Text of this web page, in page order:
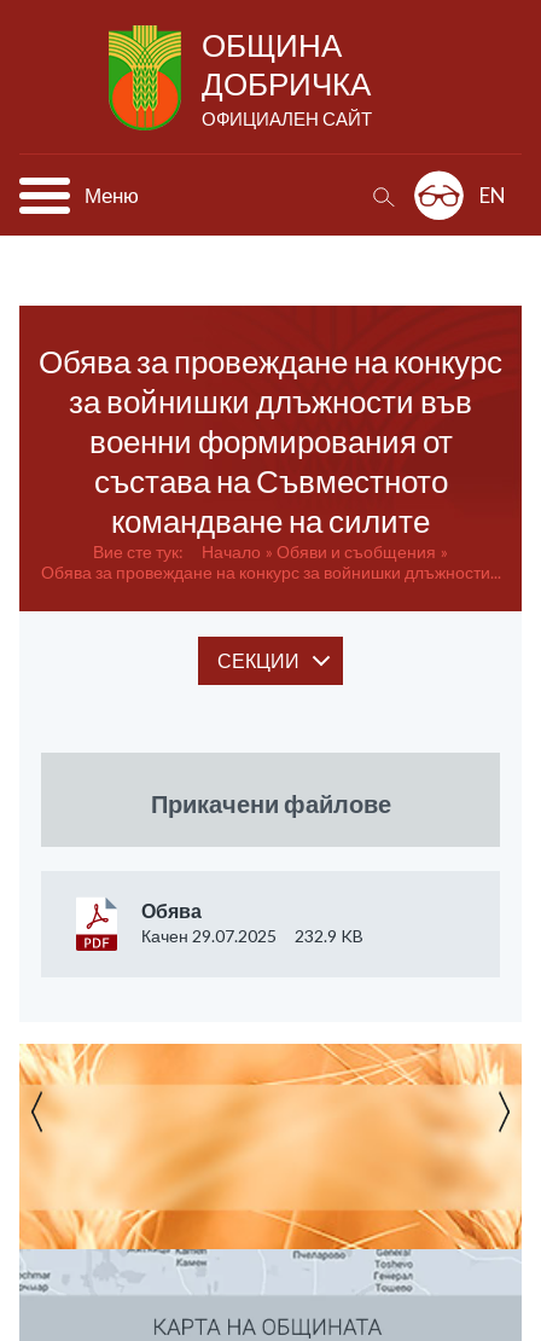
ОБЩИНА
ДОБРИЧКА
ОФИЦИАЛЕН САЙТ
Меню EN
Обява за провеждане на конкурс
за войнишки длъжности във
военни формирования от
състава на Съвместното
командване на силите
Вие сте тук: Начало
Обяви и съобщения
Обява за провеждане на конкурс за войнишки длъжности...
СЕКЦИИ
Прикачени файлове
Обява
Качен 29.07.2025 232.9 KB